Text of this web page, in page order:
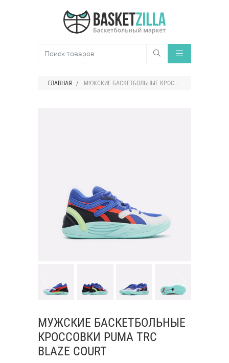
ГЛАВНАЯ МУЖСКИЕ БАСКЕТБОЛЬНЫЕ КРОССОВКИ PUMA TRC BLAZE COURT
МУЖСКИЕ БАСКЕТБОЛЬНЫЕ
КРОССОВКИ PUMA TRC
BLAZE COURT